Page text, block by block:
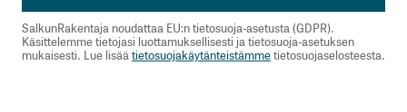
SalkunRakentaja noudattaa EU:n tietosuoja-asetusta (GDPR).
Käsittelemme tietojasi luottamuksellisesti ja tietosuoja-asetuksen
mukaisesti. Lue lisäätietosuojakäytänteistämmetietosuojaselosteesta.